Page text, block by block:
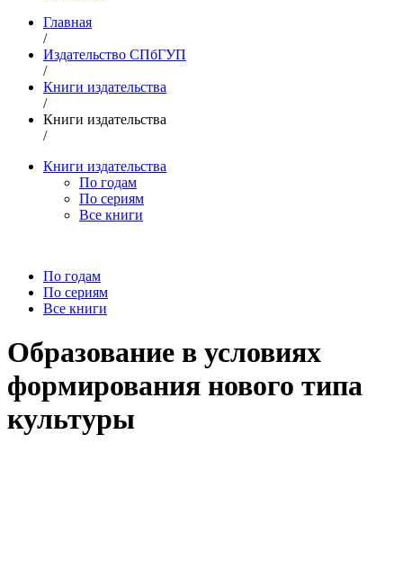
Главная
/
Издательство СПбГУП
/
Книги издательства
/
Книги издательства
/
Книги издательства
По годам
По сериям
Все книги
По годам
По сериям
Все книги
Образование в условиях
формирования нового типа
культуры